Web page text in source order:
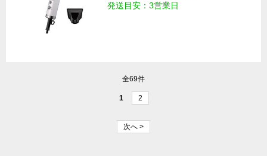
発送目安：3営業日
全69件
1 2
次へ >